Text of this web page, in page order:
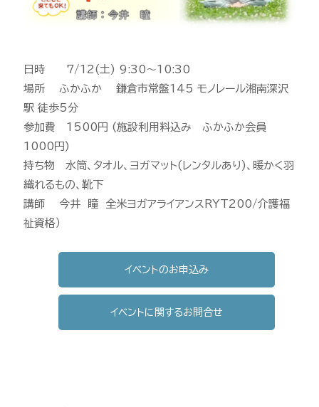
日時 7/12(土) 9:30〜10:30
場所 ふかふか 鎌倉市常盤145 モノレール湘南深沢
駅 徒歩5分
参加費 1500円 (施設利用料込み ふかふか会員
1000円)
持ち物 水筒、タオル、ヨガマット(レンタルあり)、暖かく羽
織れるもの、靴下
講師 今井 瞳 全米ヨガアライアンスRYT200/介護福
祉資格）
イベントのお申込み
イベントに関するお問合せ